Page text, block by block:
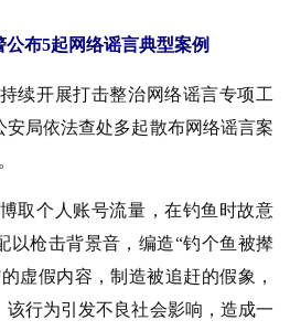
布5起网络谣言典型案例
续开展打击整治网络谣言专项工
局依法查处多起散布网络谣言案
取个人账号流量，在钓鱼时故意
以枪击背景音，编造“钓个鱼被撵
虚假内容，制造被追赶的假象，
行为引发不良社会影响，造成一